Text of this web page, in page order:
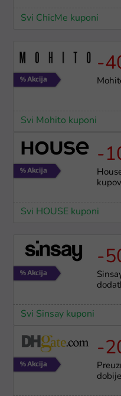
Svi ChicMe kuponi
-
Svi Mohito kuponi
-
Svi HOUSE kuponi
-
Svi Sinsay kuponi
-